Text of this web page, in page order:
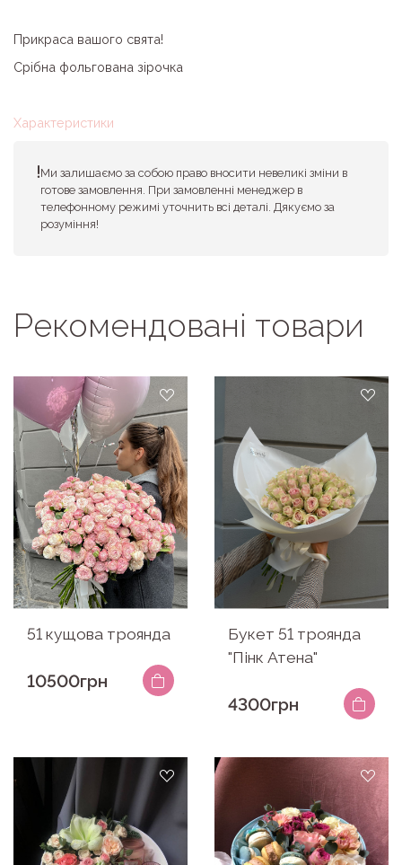
Прикраса вашого свята!
Срібна фольгована зірочка
Характеристики
Ми залишаємо за собою право вносити невеликі зміни в
готове замовлення. При замовленні менеджер в
телефонному режимі уточнить всі деталі. Дякуємо за
розуміння!
Рекомендовані товари
51 кущова троянда
10500грн
Букет 51 троянда
"Пінк Атена"
4300грн